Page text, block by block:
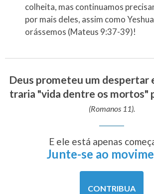
colheita, mas continuamos
por mais deles, assim como
orássemos (Mateus 9:37-39)!
Deus prometeu um despertar
traria "vida dentre os mortos"
(Romanos 11).
E ele está apenas
Junte-se ao
CONTRIBUA